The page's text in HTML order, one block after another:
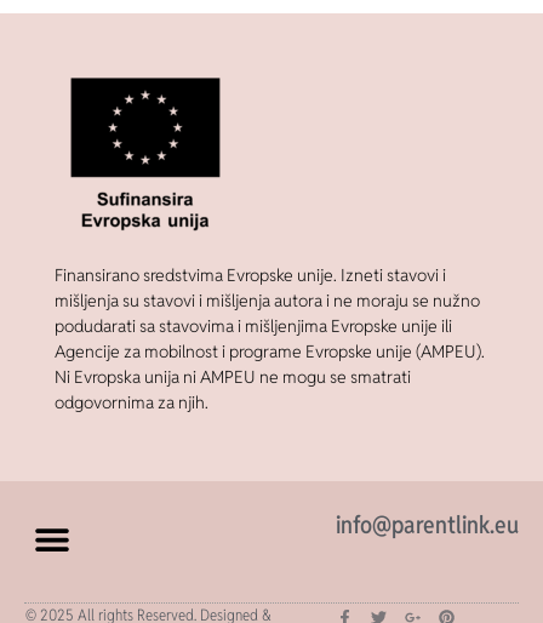
Finansirano sredstvima Evropske unije. Izneti stavovi i
mišljenja su stavovi i mišljenja autora i ne moraju se nužno
podudarati sa stavovima i mišljenjima Evropske unije ili
Agencije za mobilnost i programe Evropske unije (AMPEU).
Ni Evropska unija ni AMPEU ne mogu se smatrati
odgovornima za njih.
info@parentlink.eu
© 2025 All rights Reserved. Designed &